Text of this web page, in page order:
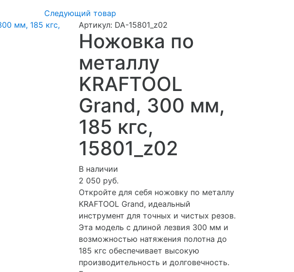
Следующий товар
Артикул: DA-15801_z02
Ножовка по
металлу
KRAFTOOL
Grand, 300 мм,
185 кгс,
15801_z02
В наличии
2 050 руб.
Откройте для себя ножовку по металлу
KRAFTOOL Grand, идеальный
инструмент для точных и чистых резов.
Эта модель с длиной лезвия 300 мм и
возможностью натяжения полотна до
185 кгс обеспечивает высокую
производительность и долговечность.